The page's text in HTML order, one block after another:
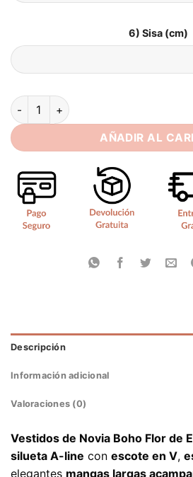
6) Sisa (cm)
Vestidos de Novia Boho Flor de
AÑADIR AL
Descripción
Información adicional
Valoraciones (0)
Vestidos de Novia Boho Flor de
silueta A-line con escote en V,
elegantes mangas largas